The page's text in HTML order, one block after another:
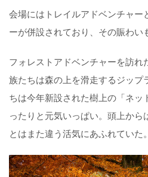
会場にはトレイルアドベンチャー
ーが併設されており、その賑わい
フォレストアドベンチャーを訪れ
族たちは森の上を滑走するジップ
ちは今年新設された樹上の「ネッ
ったりと元気いっぱい。頭上から
とはまた違う活気にあふれていた。